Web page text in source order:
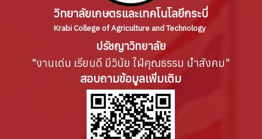
วิทยาลัยเกษตรและเทคโนโลยีกระบี่
Krabi College of Agriculture and Technology
ปรัชญาวิทยาลัย
"งานเด่น เรียนดี มีวินัย ใฝ่คุณธรรม นำสังคม"
สอบถามข้อมูลเพิ่มเติม